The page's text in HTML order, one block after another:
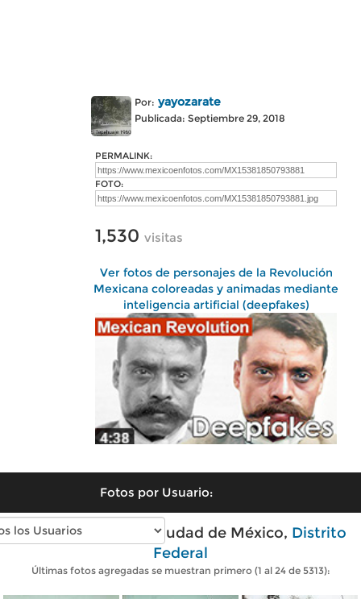
Por: yayozarate
Publicada: Septiembre 29, 2018
PERMALINK:
FOTO:
1,530 visitas
Ver fotos de personajes de la Revolución
Mexicana coloreadas y animadas mediante
inteligencia artificial (deepfakes)
Fotos por Usuario:
Fotos antiguas de Ciudad de México, Distrito
Federal
Últimas fotos agregadas se muestran primero (1 al 24 de 5313):